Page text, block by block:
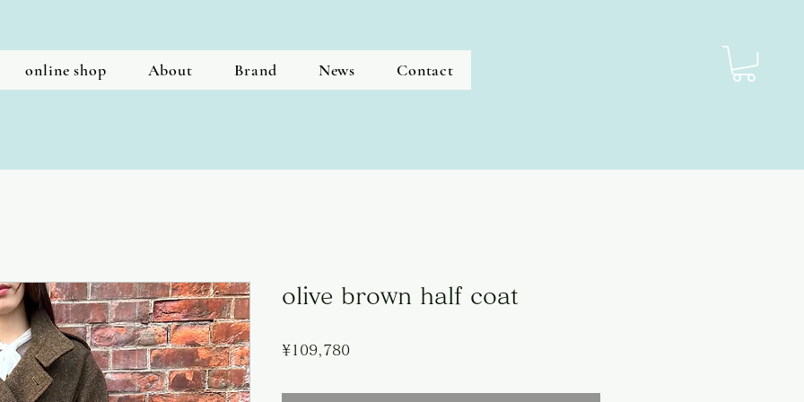
online shop About Brand News Contact
olive brown half coat
¥109,780